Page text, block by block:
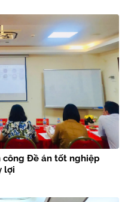
công Đề án tốt nghiệp
lợi